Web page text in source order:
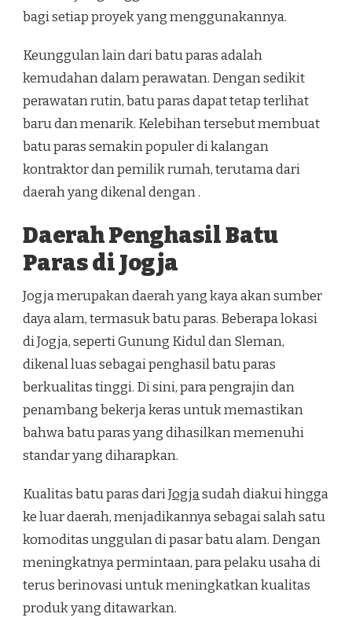
bagi setiap proyek yang menggunakannya.
Keunggulan lain dari batu paras adalah
kemudahan dalam perawatan. Dengan sedikit
perawatan rutin, batu paras dapat tetap terlihat
baru dan menarik. Kelebihan tersebut membuat
batu paras semakin populer di kalangan
kontraktor dan pemilik rumah, terutama dari
daerah yang dikenal dengan .
Daerah Penghasil Batu
Paras di Jogja
Jogja merupakan daerah yang kaya akan sumber
daya alam, termasuk batu paras. Beberapa lokasi
di Jogja, seperti Gunung Kidul dan Sleman,
dikenal luas sebagai penghasil batu paras
berkualitas tinggi. Di sini, para pengrajin dan
penambang bekerja keras untuk memastikan
bahwa batu paras yang dihasilkan memenuhi
standar yang diharapkan.
Kualitas batu paras dariJogjasudah diakui hingga
ke luar daerah, menjadikannya sebagai salah satu
komoditas unggulan di pasar batu alam. Dengan
meningkatnya permintaan, para pelaku usaha di
terus berinovasi untuk meningkatkan kualitas
produk yang ditawarkan.